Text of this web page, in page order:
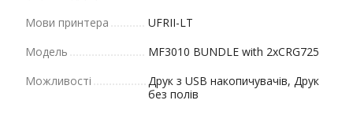
Мови принтера
UFRII-LT
Модель
MF3010 BUNDLE with 2xCRG725
Можливості
Друк з USB накопичувачів, Друк
без полів